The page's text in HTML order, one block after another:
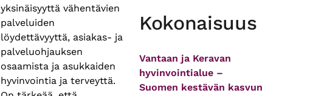
yksinäisyyttä vähentävien
palveluiden
löydettävyyttä, asiakas- ja
palveluohjauksen
osaamista ja asukkaiden
hyvinvointia ja terveyttä.
Kokonaisuus
Vantaan ja Keravan
hyvinvointialue –
Suomen kestävän kasvun